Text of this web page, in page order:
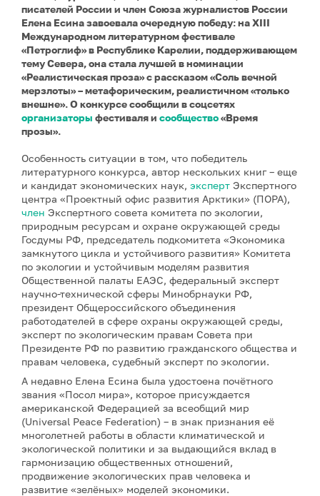
писателей России и член Союза журналистов России
Елена Есина завоевала очередную победу: на XIII
Международном литературном фестивале
«Петроглиф» в Республике Карелии, поддерживающем
тему Севера, она стала лучшей в номинации
«Реалистическая проза» с рассказом «Соль вечной
мерзлоты» – метафорическим, реалистичном «только
внешне». О конкурсе сообщили в соцсетях
организаторы фестиваля и сообщество«Время
прозы».
Особенность ситуации в том, что победитель
литературного конкурса, автор нескольких книг – еще
и кандидат экономических наук, эксперт Экспертного
центра «Проектный офис развития Арктики» (ПОРА),
член Экспертного совета комитета по экологии,
природным ресурсам и охране окружающей среды
Госдумы РФ, председатель подкомитета «Экономика
замкнутого цикла и устойчивого развития» Комитета
по экологии и устойчивым моделям развития
Общественной палаты ЕАЭС, федеральный эксперт
научно-технической сферы Минобрнауки РФ,
президент Общероссийского объединения
работодателей в сфере охраны окружающей среды,
эксперт по экологическим правам Совета при
Президенте РФ по развитию гражданского общества и
правам человека, судебный эксперт по экологии.
А недавно Елена Есина была удостоена почётного
звания «Посол мира», которое присуждается
американской Федерацией за всеобщий мир
(Universal Peace Federation) – в знак признания её
многолетней работы в области климатической и
экологической политики и за выдающийся вклад в
гармонизацию общественных отношений,
продвижение экологических прав человека и
развитие «зелёных» моделей экономики.